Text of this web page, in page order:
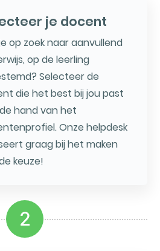
je docent
op zoek naar aanvullend
op de leerling
Selecteer de
die het best bij jou past
hand van het
Onze helpdesk
graag bij het maken
keuze!
2